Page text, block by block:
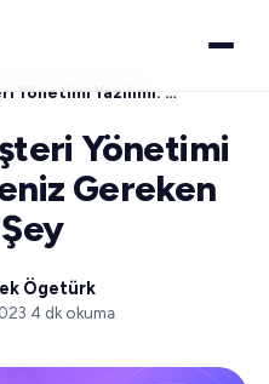
Potansiyel Müşteri Yönetimi Yazılımı: Bilmeniz Gereken Her Şey
Yönetimi
Gereken
Ögetürk
·4 dk okuma